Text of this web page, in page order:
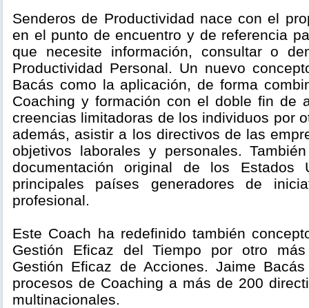
Senderos de Productividad nace con el
en el punto de encuentro y de referencia
que necesite información, consultar o
Productividad Personal. Un nuevo
Bacás como la aplicación, de forma
Coaching y formación con el doble fin de
creencias limitadoras de los individuos por
además, asistir a los directivos de las
objetivos laborales y personales.
documentación original de los Estados
principales países generadores de
profesional.
Este Coach ha redefinido también
Gestión Eficaz del Tiempo por otro
Gestión Eficaz de Acciones. Jaime
procesos de Coaching a más de 200
multinacionales.